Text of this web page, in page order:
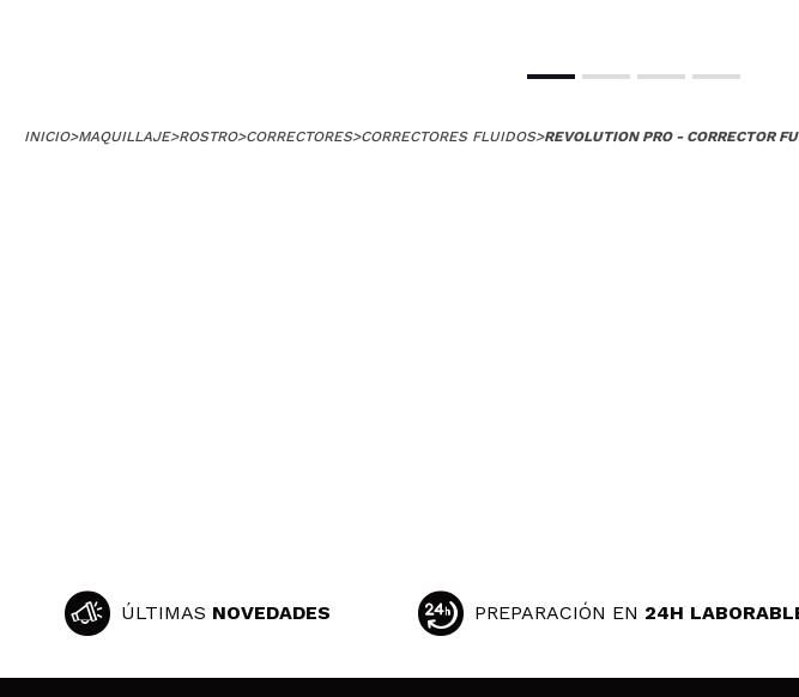
INICIO>MAQUILLAJE>ROSTRO>CORRECTORES>CORRECTORES FLUIDOS>REVOLUTION PRO - CORRECTOR
ÚLTIMAS NOVEDADES PREPARACIÓN EN 24H